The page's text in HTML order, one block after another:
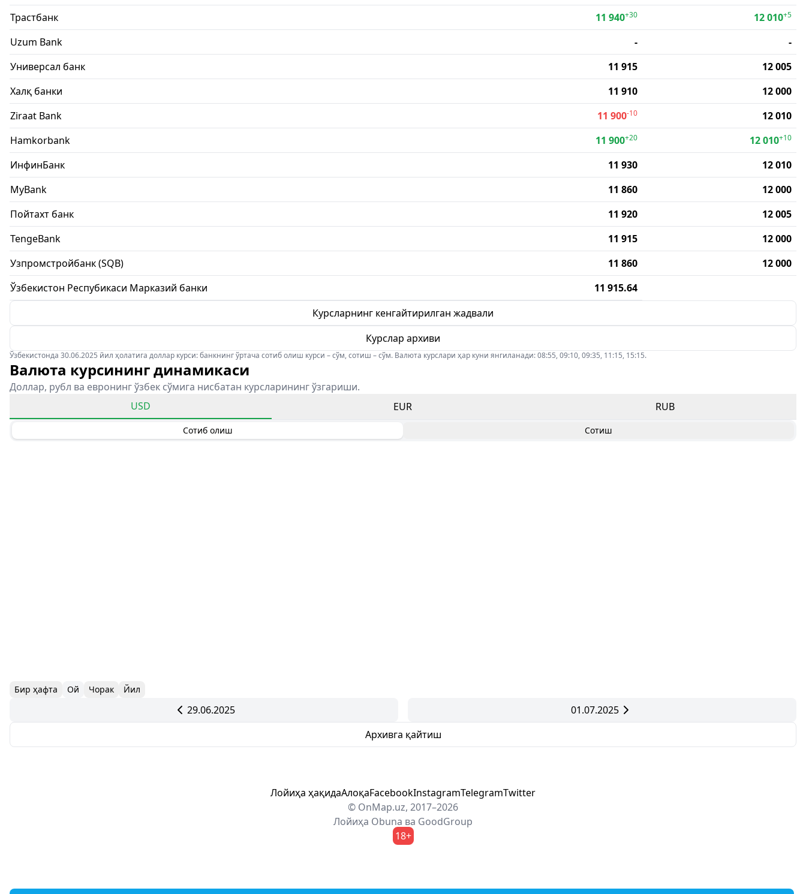
Трастбанк 11 940+30 12 010+5
Uzum Bank -
-
Универсал банк
11 915
12 005
Халқ банки
11 910
12 000
Ziraat Bank
11 900-10
12 010
Hamkorbank
11 900+20 12 010+10
ИнфинБанк 11 930
12 010
MyBank
11 860
12 000
Пойтахт банк
11 920
12 005
TengeBank
11 915
12 000
Узпромстройбанк (SQB)
11 860
12 000
Ўзбекистон Респубикаси Марказий банки
11 915.64
Курсларнинг кенгайтирилган жадвали
Курслар архиви
Ўзбекистонда 30.06.2025 йил ҳолатига доллар курси: банкнинг ўртача сотиб олиш курси – сўм, сотиш – сўм. Валюта курслари ҳар куни янгиланади: 08:55, 09:10, 09:35, 11:15, 15:15.
Валюта курсининг динамикаси
Доллар, рубл ва евронинг ўзбек сўмига нисбатан курсларининг ўзгариши.
USD
EUR RUB
Сотиб олиш Сотиш
Бир ҳафта Ой Чорак Йил
29.06.2025
01.07.2025
Архивга қайтиш
Лойиҳа ҳақидаАлоқаFacebookInstagramTelegramTwitter
© OnMap.uz, 2017–2026
Лойиҳа Obuna ва GoodGroup
18+